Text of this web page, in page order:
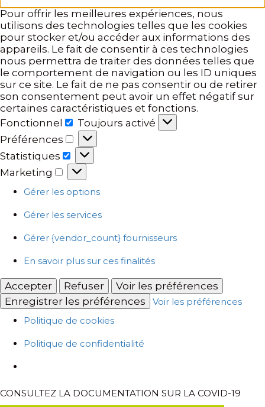
Pour offrir les meilleures expériences, nous
utilisons des technologies telles que les cookies
pour stocker et/ou accéder aux informations des
appareils. Le fait de consentir à ces technologies
nous permettra de traiter des données telles que
le comportement de navigation ou les ID uniques
sur ce site. Le fait de ne pas consentir ou de retirer
son consentement peut avoir un effet négatif sur
certaines caractéristiques et fonctions.
Fonctionnel
Fonctionnel
Toujours activé
Préférences
Préférences
Statistiques
Statistiques
Marketing
Marketing
Gérer les options
Gérer les services
Gérer {vendor_count} fournisseurs
En savoir plus sur ces finalités
Accepter Refuser
Voir les préférences
Enregistrer les préférences
Voir les préférences
Politique de cookies
Politique de confidentialité
CONSULTEZ LA DOCUMENTATION SUR LA COVID-19